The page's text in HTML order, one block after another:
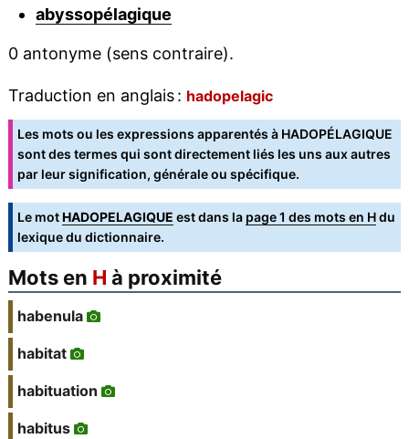
abyssopélagique
0 antonyme (sens contraire).
Traduction en anglais : hadopelagic
Les mots ou les expressions apparentés à HADOPÉLAGIQUE
sont des termes qui sont directement liés les uns aux autres
par leur signification, générale ou spécifique.
Le motHADOPELAGIQUE est dans la page 1 des mots en Hdu
lexique du dictionnaire.
Mots en H à proximité
habenula
habitat
habituation
habitus